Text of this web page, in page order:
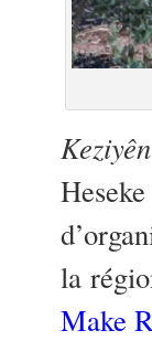
la
Make